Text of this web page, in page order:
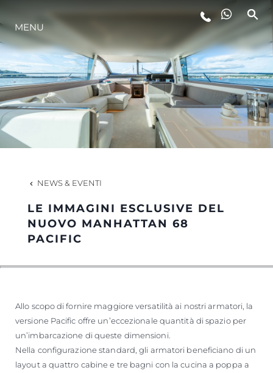
LIFESTYLE
INNOVAZIONE
L'AZIENDA
HERITAGE
VALUTA LA TUA IMBARCAZIONE
MENU
NEWS & EVENTI
LE IMMAGINI ESCLUSIVE DEL
NUOVO MANHATTAN 68
PACIFIC
Allo scopo di fornire maggiore versatilità ai nostri armatori, la
versione Pacific offre un’eccezionale quantità di spazio per
un’imbarcazione di queste dimensioni.
Nella configurazione standard, gli armatori beneficiano di un
layout a quattro cabine e tre bagni con la cucina a poppa a